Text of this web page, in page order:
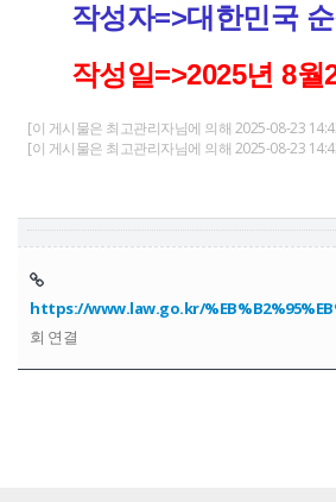
작성자=>대한민국
작성일=>2025년 8월
[이 게시물은 최고관리자님에 의해 2025-08-23
[이 게시물은 최고관리자님에 의해 2025-08-23
https://www.law.go.kr/
회 연결